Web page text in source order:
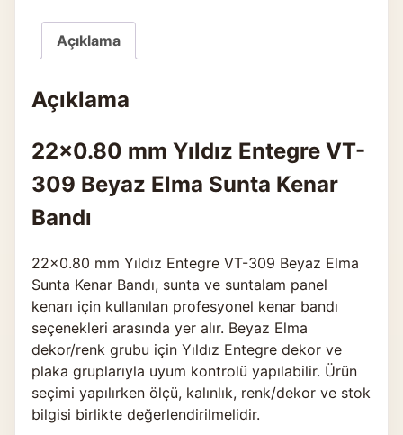
Açıklama
Açıklama
22×0.80 mm Yıldız Entegre VT-
309 Beyaz Elma Sunta Kenar
Bandı
22×0.80 mm Yıldız Entegre VT-309 Beyaz Elma
Sunta Kenar Bandı, sunta ve suntalam panel
kenarı için kullanılan profesyonel kenar bandı
seçenekleri arasında yer alır. Beyaz Elma
dekor/renk grubu için Yıldız Entegre dekor ve
plaka gruplarıyla uyum kontrolü yapılabilir. Ürün
seçimi yapılırken ölçü, kalınlık, renk/dekor ve stok
bilgisi birlikte değerlendirilmelidir.